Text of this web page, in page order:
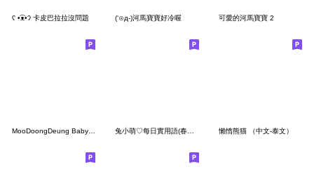
ʕ •͡ᴥ•ʔ 卡皮巴拉拉沒問題 (‘⊙д-)河馬寶寶好冷喔 可愛的河馬寶寶 2
MooDoongDeung Baby Pygmy hippo [TW] 兔小萌♡每日實用語(春夏粉色) 懶惰熊猫 （中文-泰文）